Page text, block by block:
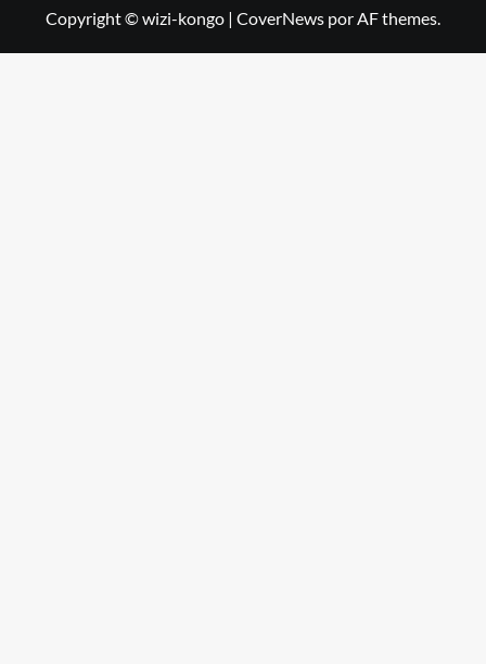
Copyright © wizi-kongo | CoverNews por AF themes.